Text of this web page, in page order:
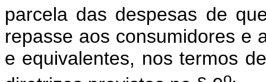
parcela das despesas de
repasse aos consumidores e
e equivalentes, nos termos